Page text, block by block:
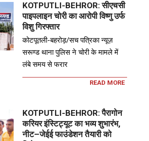
KOTPUTLI-BEHROR: सीएचसी
पाइपलाइन चोरी का आरोपी विष्णु उर्फ
विशु गिरफ्तार
कोटपूतली-बहरोड़/सच पत्रिका न्यूज़
सरूण्ड थाना पुलिस ने चोरी के मामले में
लंबे समय से फरार
READ MORE
KOTPUTLI-BEHROR: पैरागोन
करियर इंस्टिट्यूट का भव्य शुभारंभ,
नीट–जेईई फाउंडेशन तैयारी को